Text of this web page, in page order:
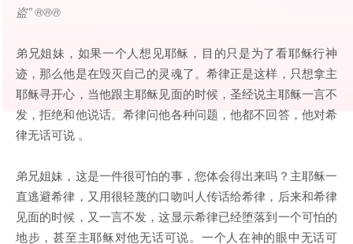
盗” ®®®
弟兄姐妹，如果一个人想见耶稣，目的只是为了看耶稣行神
迹，那么他是在毁灭自己的灵魂了。希律正是这样，只想拿主
耶稣寻开心，当他跟主耶稣见面的时候，圣经说主耶稣一言不
发，拒绝和他说话。希律问他各种问题，他都不回答，他对希
律无话可说 。
弟兄姐妹，这是一件很可怕的事，您体会得出来吗？主耶稣一
直逃避希律，又用很轻蔑的口吻叫人传话给希律，后来和希律
见面的时候，又一言不发，这显示希律已经堕落到一个可怕的
地步，甚至主耶稣对他无话可说。一个人在神的眼中无话可